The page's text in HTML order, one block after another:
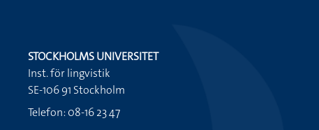
STOCKHOLMS UNIVERSITET
Inst. för lingvistik
SE-106 91 Stockholm
Telefon: 08-16 23 47